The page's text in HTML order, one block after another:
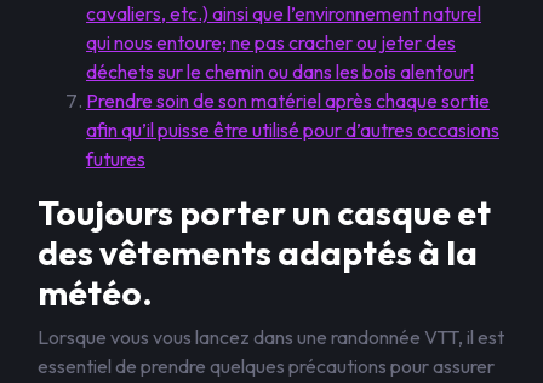
cavaliers, etc.) ainsi que l’environnement naturel
qui nous entoure; ne pas cracher ou jeter des
déchets sur le chemin ou dans les bois alentour!
Prendre soin de son matériel après chaque sortie
afin qu’il puisse être utilisé pour d’autres occasions
futures
Toujours porter un casque et
des vêtements adaptés à la
météo.
Lorsque vous vous lancez dans une randonnée VTT, il est
essentiel de prendre quelques précautions pour assurer